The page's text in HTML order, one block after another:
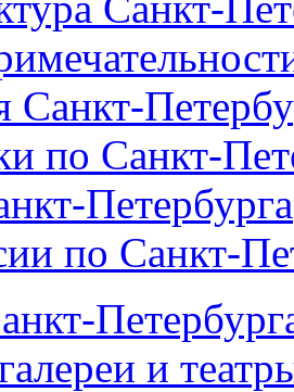
Санкт-
по Санкт-
Петербурга
по Санкт-
и